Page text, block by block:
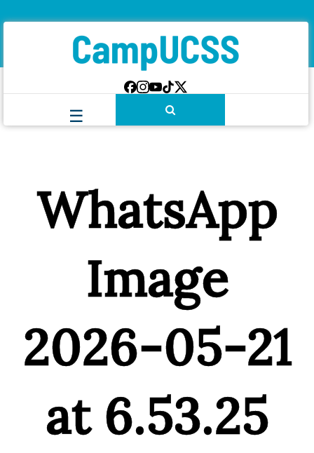
WhatsApp
Image
2026-05-21
at 6.53.25